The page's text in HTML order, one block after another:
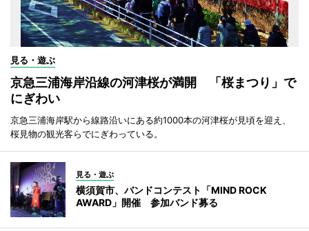
見る・遊ぶ
京急三浦海岸沿線の河津桜が満開 「桜まつり」で
にぎわい
京急三浦海岸駅から線路沿いにある約1000本の河津桜が見頃を迎え、
桜見物の観光客らでにぎわっている。
見る・遊ぶ
横須賀市、バンドコンテスト「MIND ROCK
AWARD」開催 参加バンド募る